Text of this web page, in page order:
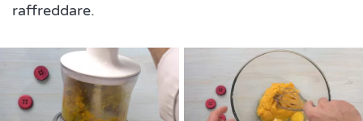
raffreddare.